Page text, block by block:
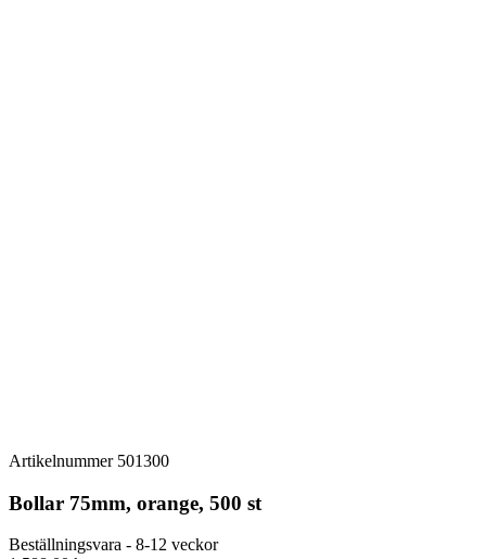
Artikelnummer 501300
Bollar 75mm, orange, 500 st
Beställningsvara - 8-12 veckor